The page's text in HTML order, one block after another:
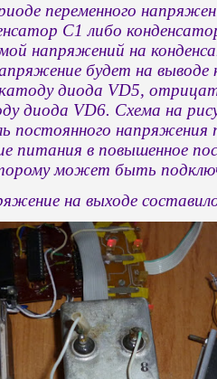
переменного
C1 либо
напряжений на
будет на выводе
диода VD5,
диода VD6. Схема на
постоянного напряжения
питания в повышенное
может быть
на выходе